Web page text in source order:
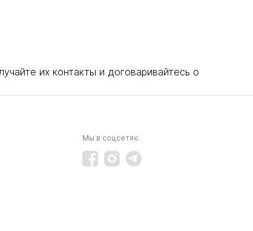
их контакты и договаривайтесь о
Мы в соцсетях: